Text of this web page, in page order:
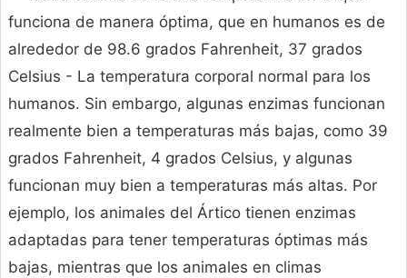
funciona de manera óptima, que en humanos es de
alrededor de 98.6 grados Fahrenheit, 37 grados
Celsius - La temperatura corporal normal para los
humanos. Sin embargo, algunas enzimas funcionan
realmente bien a temperaturas más bajas, como 39
grados Fahrenheit, 4 grados Celsius, y algunas
funcionan muy bien a temperaturas más altas. Por
ejemplo, los animales del Ártico tienen enzimas
adaptadas para tener temperaturas óptimas más
bajas, mientras que los animales en climas